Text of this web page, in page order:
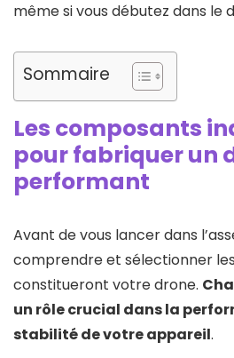
même si vous débutez dans le
Sommaire
Les composants
pour fabriquer un
performant
Avant de vous lancer dans
comprendre et sélectionner
constitueront votre drone.
un rôle crucial dans la
stabilité de votre appareil.